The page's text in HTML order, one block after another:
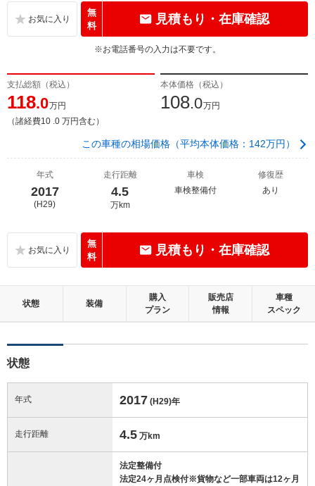
無
料
見積もり・在庫確認
※お電話番号の入力は不要です。
支払総額（税込）
118.0万円
（諸経費10 .0 万円含む）
本体価格（税込）
108.0万円
この車種の相場価格（平均本体価格：142万円）
年式
2017
(H29)
走行距離
4.5
万km
車検
車検整備付
修復歴
あり
無
料
見積もり・在庫確認
状態 装備
購入
プラン
販売店
情報
車種
スペック
状態
年式 2017 (H29)年
走行距離 4.5 万km
法定整備付
法定24ヶ月点検付※貨物など一部車両は12ヶ月